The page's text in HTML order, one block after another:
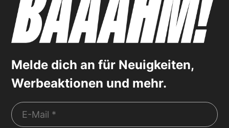
Melde dich an für Neuigkeiten,
Werbeaktionen und mehr.